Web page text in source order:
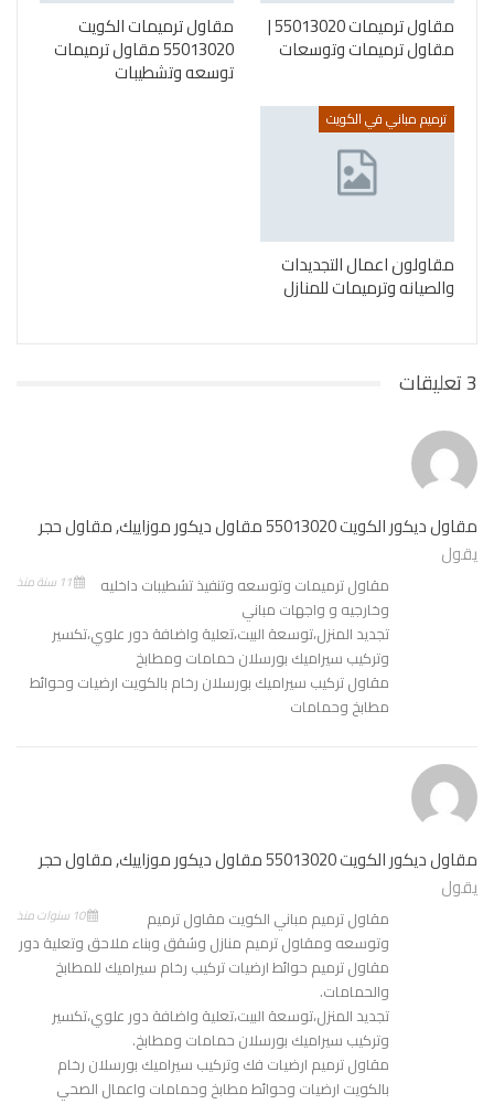
مقاول ترميمات 55013020 |
مقاول ترميمات وتوسعات
مقاول ترميمات الكويت
55013020 مقاول ترميمات
توسعه وتشطيبات
ترميم مباني في الكويت
مقاولون اعمال التجديدات
والصيانه وترميمات للمنازل
3 تعليقات
مقاول ديكور الكويت 55013020 مقاول ديكور موزاييك, مقاول حجر
يقول
مقاول ترميمات وتوسعه وتنفيذ تشطيبات داخليه
وخارجيه و واجهات مباني
تجديد المنزل،توسعة البيت،تعلية واضافة دور علوي،تكسير
وتركيب سيراميك بورسلان حمامات ومطابخ
مقاول تركيب سيراميك بورسلان رخام بالكويت ارضيات وحوائط
مطابخ وحمامات
مقاول ديكور الكويت 55013020 مقاول ديكور موزاييك, مقاول حجر
يقول
10 سنوات منذ
مقاول ترميم مباني الكويت مقاول ترميم
وتوسعه ومقاول ترميم منازل وشقق وبناء ملاحق وتعلية دور
مقاول ترميم حوائط ارضيات تركيب رخام سيراميك للمطابخ
والحمامات.
تجديد المنزل،توسعة البيت،تعلية واضافة دور علوي،تكسير
وتركيب سيراميك بورسلان حمامات ومطابخ.
مقاول ترميم ارضيات فك وتركيب سيراميك بورسلان رخام
بالكويت ارضيات وحوائط مطابخ وحمامات واعمال الصحي